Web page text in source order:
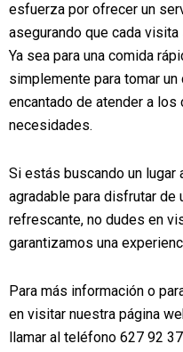
esfuerza por ofrecer un
asegurando que cada
Ya sea para una comida
simplemente para tomar
encantado de atender a
necesidades.
Si estás buscando un lugar
agradable para disfrutar de
refrescante, no dudes en
garantizamos una
Para más información o
en visitar nuestra página
llamar al teléfono 627 92